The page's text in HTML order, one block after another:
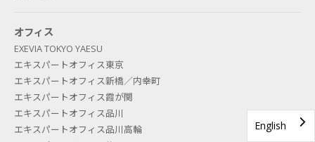
sign a contract directly with the company. This
service is available not only for rental offices but
also for any other contracts.
IS THERE ANY DIFFERENCE IN
オフィス
EXEVIA TOKYO YAESU
エキスパートオフィス東京
エキスパートオフィス新橋／内幸町
エキスパートオフィス霞が関
エキスパートオフィス品川
エキスパートオフィス品川高輪
English